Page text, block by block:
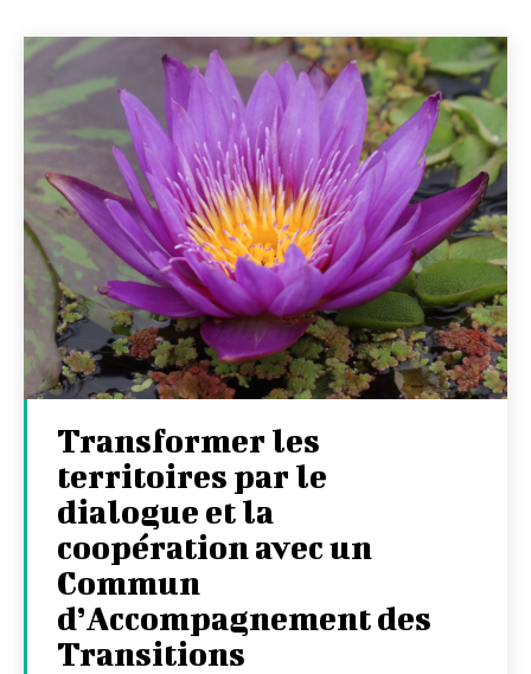
Transformer les
territoires par le
dialogue et la
coopération avec un
Commun
d’Accompagnement des
Transitions